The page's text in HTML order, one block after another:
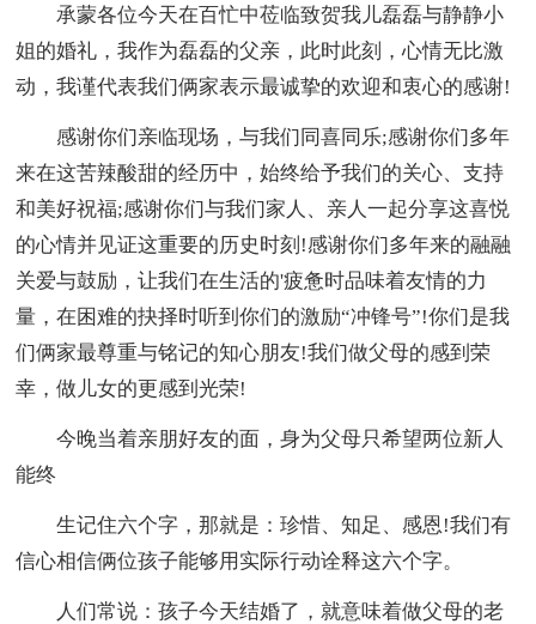
承蒙各位今天在百忙中莅临致贺我儿磊磊与静静小
姐的婚礼，我作为磊磊的父亲，此时此刻，心情无比激
动，我谨代表我们俩家表示最诚挚的欢迎和衷心的感谢!
感谢你们亲临现场，与我们同喜同乐;感谢你们多年
来在这苦辣酸甜的经历中，始终给予我们的关心、支持
和美好祝福;感谢你们与我们家人、亲人一起分享这喜悦
的心情并见证这重要的历史时刻!感谢你们多年来的融融
关爱与鼓励，让我们在生活的'疲惫时品味着友情的力
量，在困难的抉择时听到你们的激励“冲锋号”!你们是我
们俩家最尊重与铭记的知心朋友!我们做父母的感到荣
幸，做儿女的更感到光荣!
今晚当着亲朋好友的面，身为父母只希望两位新人
能终
生记住六个字，那就是：珍惜、知足、感恩!我们有
信心相信俩位孩子能够用实际行动诠释这六个字。
人们常说：孩子今天结婚了，就意味着做父母的老